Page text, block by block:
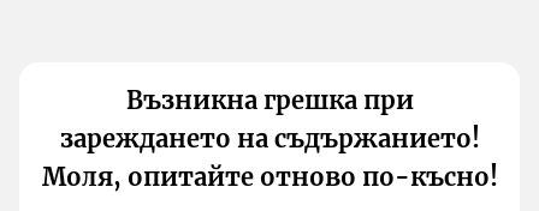
Възникна грешка при
зареждането на съдържанието!
Моля, опитайте отново по-късно!